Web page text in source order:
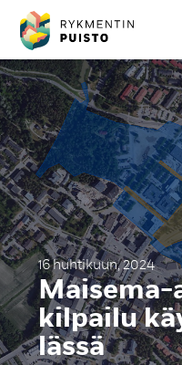
16 huhtikuun, 2024
kil­pai­lu
läs­sä